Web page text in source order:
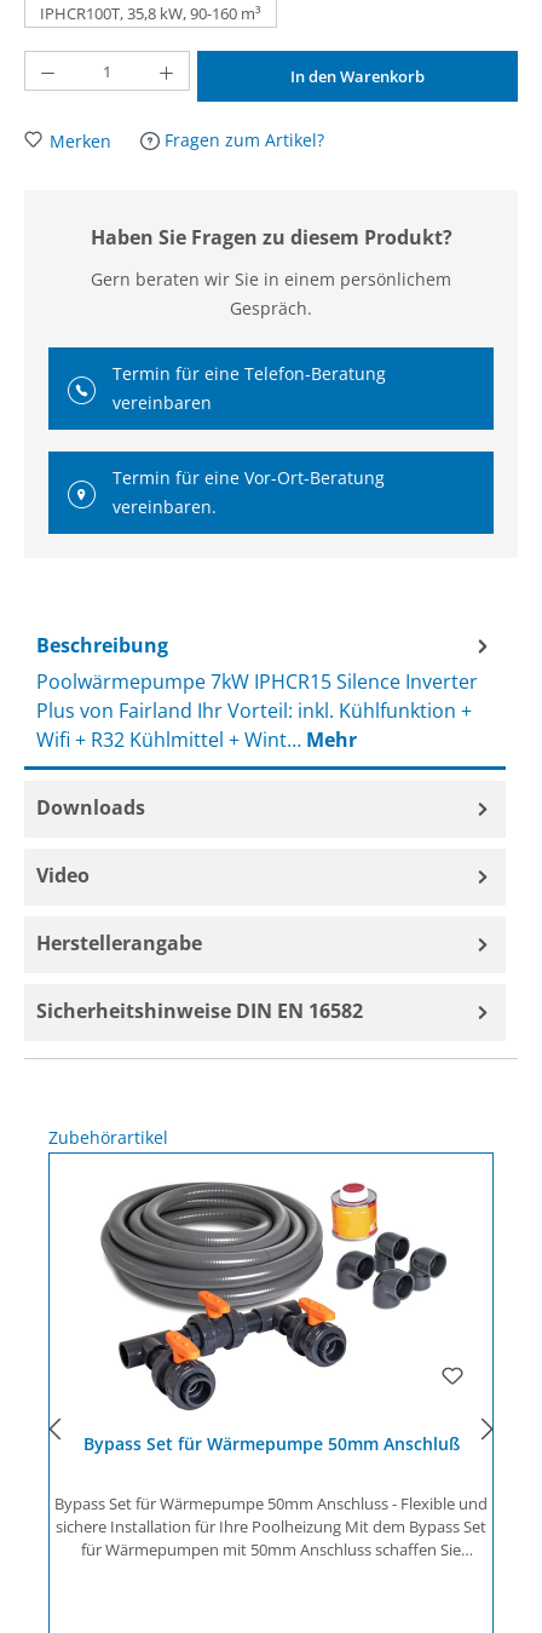
IPHCR100T, 35,8 kW, 90-160 m³
Produkt Anzahl: Gib den gewünschten Wert ein oder benutze die Schaltflächen
In den Warenkorb
Merken Fragen zum Artikel?
Haben Sie Fragen zu diesem Produkt?
Gern beraten wir Sie in einem persönlichem
Gespräch.
Termin für eine Telefon-Beratung
vereinbaren
Termin für eine Vor-Ort-Beratung
vereinbaren.
Beschreibung
Poolwärmepumpe 7kW IPHCR15 Silence Inverter
Plus von Fairland Ihr Vorteil: inkl. Kühlfunktion +
Wifi + R32 Kühlmittel + Wint… Mehr
Downloads
Video
Herstellerangabe
Sicherheitshinweise DIN EN 16582
Produktgalerie überspringen
Zubehörartikel
Bypass Set für Wärmepumpe 50mm Anschluß
Bypass Set für Wärmepumpe 50mm Anschluss - Flexible und
sichere Installation für Ihre Poolheizung Mit dem Bypass Set
für Wärmepumpen mit 50mm Anschluss schaffen Sie